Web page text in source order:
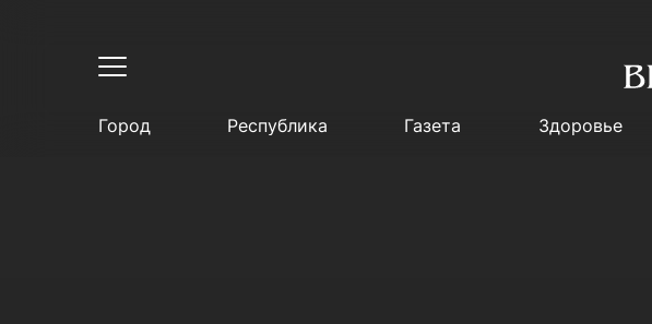
Город Республика Газета Здоровье